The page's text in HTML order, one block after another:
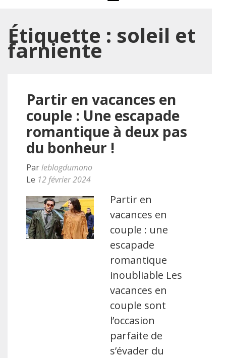
Étiquette : soleil et
farniente
Partir en vacances en
couple : Une escapade
romantique à deux pas
du bonheur !
Parleblogdumono
Le 12 février 2024
Partir en
vacances en
couple : une
escapade
romantique
inoubliable Les
vacances en
couple sont
l’occasion
parfaite de
s’évader du